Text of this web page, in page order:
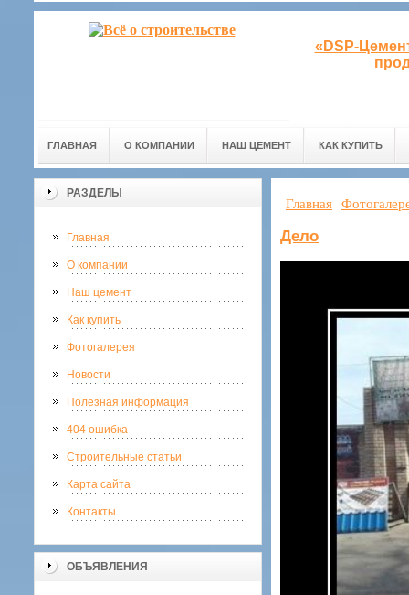
«DSP-
ГЛАВНАЯ О КОМПАНИИ НАШ ЦЕМЕНТ КАК КУПИТЬ
РАЗДЕЛЫ
Главная
О компании
Наш цемент
Как купить
Фотогалерея
Новости
Полезная информация
404 ошибка
Строительные статьи
Карта сайта
Контакты
ОБЪЯВЛЕНИЯ
Главная
Дело